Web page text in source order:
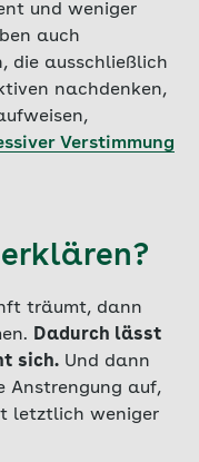
und weniger
auch
die ausschließlich
nachdenken,
Verstimmung
träumt, dann
Dadurch lässt
sich. Und dann
Anstrengung auf,
letztlich weniger